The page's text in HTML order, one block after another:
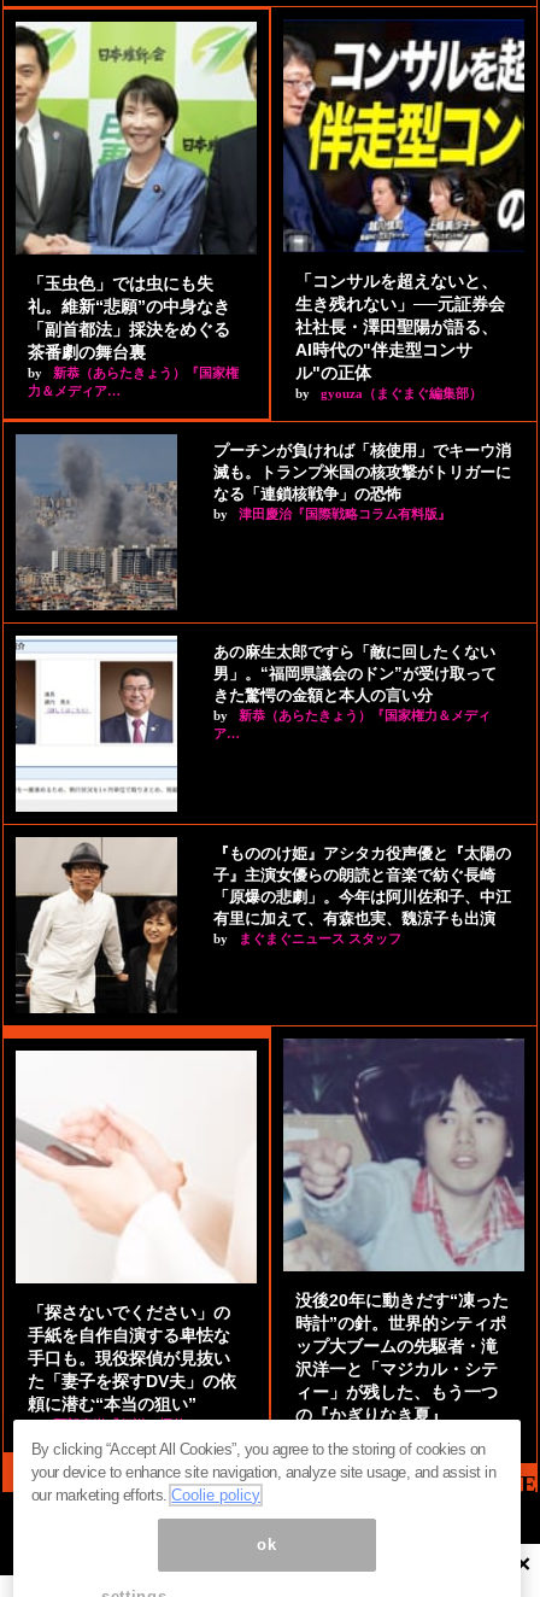
「玉虫色」では虫にも失
礼。維新“悲願”の中身なき
「副首都法」採決をめぐる
茶番劇の舞台裏
by
新恭（あらたきょう）『国家権
力＆メディア…
「コンサルを超えないと、
生き残れない」──元証券会
社社長・澤田聖陽が語る、
AI時代の"伴走型コンサ
ル"の正体
by gyouza（まぐまぐ編集部）
プーチンが負ければ「核使用」でキーウ消
滅も。トランプ米国の核攻撃がトリガーに
なる「連鎖核戦争」の恐怖
by 津田慶治『国際戦略コラム有料版』
あの麻生太郎ですら「敵に回したくない
男」。“福岡県議会のドン”が受け取って
きた驚愕の金額と本人の言い分
by
新恭（あらたきょう）『国家権力＆メディ
ア…
『もののけ姫』アシタカ役声優と『太陽の
子』主演女優らの朗読と音楽で紡ぐ長崎
「原爆の悲劇」。今年は阿川佐和子、中江
有里に加えて、有森也実、魏涼子も出演
by まぐまぐニュース スタッフ
「探さないでください」の
手紙を自作自演する卑怯な
手口も。現役探偵が見抜い
た「妻子を探すDV夫」の依
頼に潜む“本当の狙い”
by 阿部泰尚『伝説の探偵』
没後20年に動きだす“凍った
時計”の針。世界的シティポ
ップ大ブームの先駆者・滝
沢洋一と「マジカル・シテ
ィー」が残した、もう一つ
の『かぎりなき夏』
MAG2 NEWS HEADLINE
ページ内の商標は全て商標権者に属します。無断転載を禁じます。 ©
まぐまぐ！
×
By clicking “Accept All Cookies”, you agree to the storing of cookies on
your device to enhance site navigation, analyze site usage, and assist in
our marketing efforts.Coolie policy
ok